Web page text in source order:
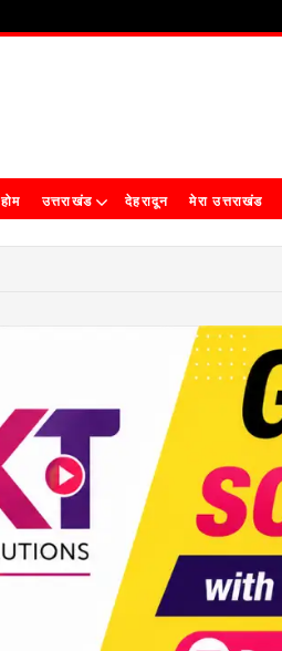
होम उत्तराखंड देहरादून मेरा उत्तराखंड